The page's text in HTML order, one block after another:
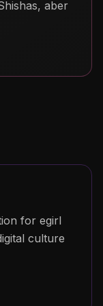
aber
for egirl
culture